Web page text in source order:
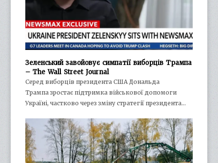
Зеленський завойовує симпатії виборців Трампа
– The Wall Street Journal
Серед виборців президента США Дональда
Трампа зростає підтримка військової допомоги
Україні, частково через зміну стратегії президента…